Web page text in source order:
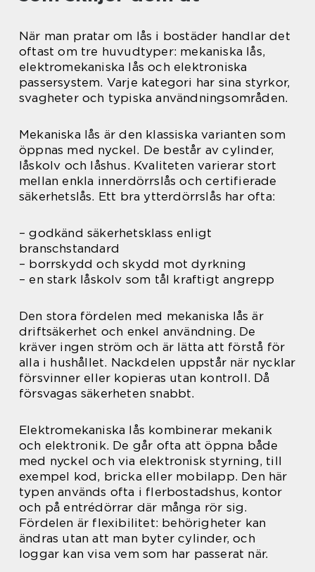
När man pratar om lås i bostäder handlar det
oftast om tre huvudtyper: mekaniska lås,
elektromekaniska lås och elektroniska
passersystem. Varje kategori har sina styrkor,
svagheter och typiska användningsområden.
Mekaniska lås är den klassiska varianten som
öppnas med nyckel. De består av cylinder,
låskolv och låshus. Kvaliteten varierar stort
mellan enkla innerdörrslås och certifierade
säkerhetslås. Ett bra ytterdörrslås har ofta:
– godkänd säkerhetsklass enligt
branschstandard
– borrskydd och skydd mot dyrkning
– en stark låskolv som tål kraftigt angrepp
Den stora fördelen med mekaniska lås är
driftsäkerhet och enkel användning. De
kräver ingen ström och är lätta att förstå för
alla i hushållet. Nackdelen uppstår när nycklar
försvinner eller kopieras utan kontroll. Då
försvagas säkerheten snabbt.
Elektromekaniska lås kombinerar mekanik
och elektronik. De går ofta att öppna både
med nyckel och via elektronisk styrning, till
exempel kod, bricka eller mobilapp. Den här
typen används ofta i flerbostadshus, kontor
och på entrédörrar där många rör sig.
Fördelen är flexibilitet: behörigheter kan
ändras utan att man byter cylinder, och
loggar kan visa vem som har passerat när.